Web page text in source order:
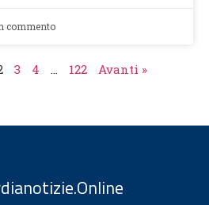
commento
3 4 … 122 Avanti »